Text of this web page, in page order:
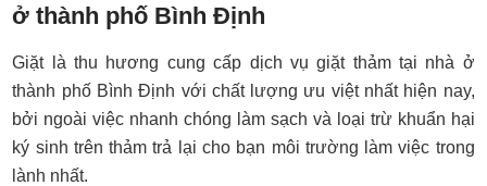
ở thành phố Bình Định
Giặt là thu hương cung cấp dịch vụ giặt thảm tại nhà ở
thành phố Bình Định với chất lượng ưu việt nhất hiện nay,
bởi ngoài việc nhanh chóng làm sạch và loại trừ khuẩn hại
ký sinh trên thảm trả lại cho bạn môi trường làm việc trong
lành nhất.